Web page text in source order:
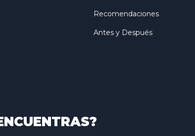
Recomendaciones
Antes y Después